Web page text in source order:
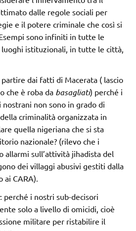
dalle regole sociali per
e il potere criminale che così si
sono infiniti in tutte le
istituzionali, in tutte le città,
partire dai fatti di Macerata ( lascio
che è roba da basagliati) perché i
non sono in grado di
criminalità organizzata in
quella nigeriana che si sta
nazionale? (rilevo che i
allarmi sull’attività jihadista del
dei villaggi abusivi gestiti dalla
ai CARA).
: perché i nostri sub-decisori
solo a livello di omicidi, cioè
militare per ristabilire il